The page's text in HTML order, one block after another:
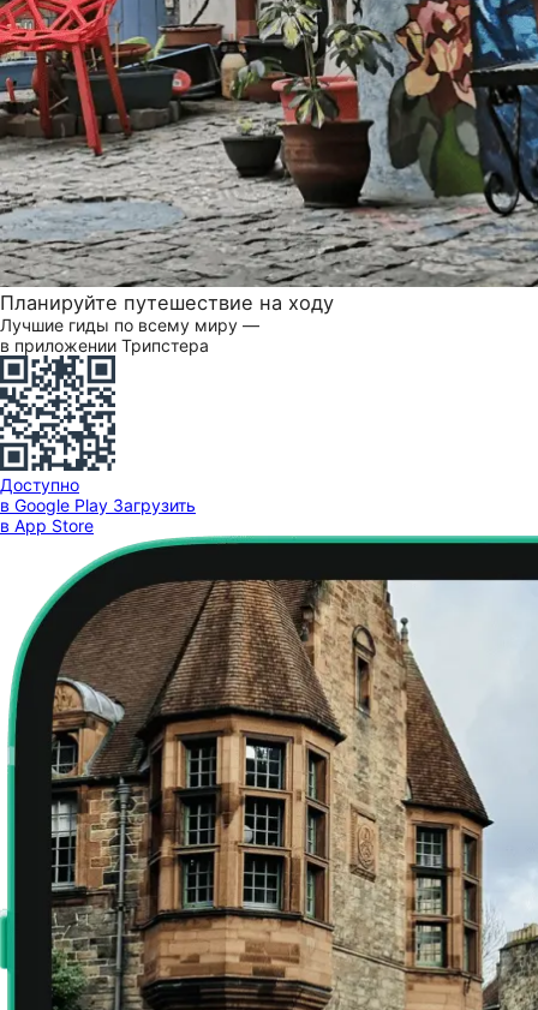
Планируйте путешествие на ходу
Лучшие гиды по всему миру —
в приложении Трипстера
Доступно
в Google Play Загрузить
в App Store